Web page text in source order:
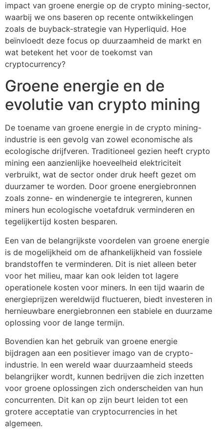
impact van groene energie op de crypto mining-sector,
waarbij we ons baseren op recente ontwikkelingen
zoals de buyback-strategie van Hyperliquid. Hoe
beïnvloedt deze focus op duurzaamheid de markt en
wat betekent het voor de toekomst van
cryptocurrency?
Groene energie en de
evolutie van crypto mining
De toename van groene energie in de crypto mining-
industrie is een gevolg van zowel economische als
ecologische drijfveren. Traditioneel gezien heeft crypto
mining een aanzienlijke hoeveelheid elektriciteit
verbruikt, wat de sector onder druk heeft gezet om
duurzamer te worden. Door groene energiebronnen
zoals zonne- en windenergie te integreren, kunnen
miners hun ecologische voetafdruk verminderen en
tegelijkertijd kosten besparen.
Een van de belangrijkste voordelen van groene energie
is de mogelijkheid om de afhankelijkheid van fossiele
brandstoffen te verminderen. Dit is niet alleen beter
voor het milieu, maar kan ook leiden tot lagere
operationele kosten voor miners. In een tijd waarin de
energieprijzen wereldwijd fluctueren, biedt investeren in
hernieuwbare energiebronnen een stabiele en duurzame
oplossing voor de lange termijn.
Bovendien kan het gebruik van groene energie
bijdragen aan een positiever imago van de crypto-
industrie. In een wereld waar duurzaamheid steeds
belangrijker wordt, kunnen bedrijven die zich inzetten
voor groene oplossingen zich onderscheiden van hun
concurrenten. Dit kan op zijn beurt leiden tot een
grotere acceptatie van cryptocurrencies in het
algemeen.